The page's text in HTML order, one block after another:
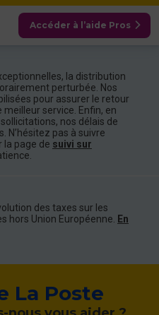
Accéder à l’aide Pros
la distribution
perturbée. Nos
pour assurer le retour
service. Enfin, en
nos délais de
N’hésitez pas à suivre
la page de suivi sur
des taxes sur les
hors Union Européenne.
En
La Poste